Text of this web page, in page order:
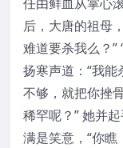
后，大唐的祖母
难道要杀我么？”
扬寒声道：“我
不够，就把你挫
稀罕呢？” 她并
满是笑意，“你瞧